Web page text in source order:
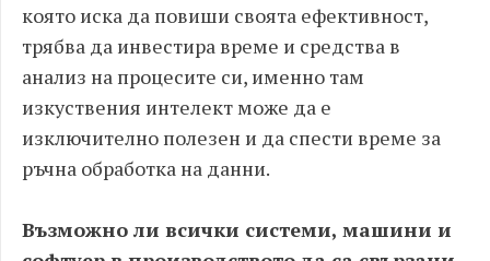
която иска да повиши своята ефективност,
трябва да инвестира време и средства в
анализ на процесите си, именно там
изкуствения интелект може да е
изключително полезен и да спести време за
ръчна обработка на данни.
Възможно ли всички системи, машини и